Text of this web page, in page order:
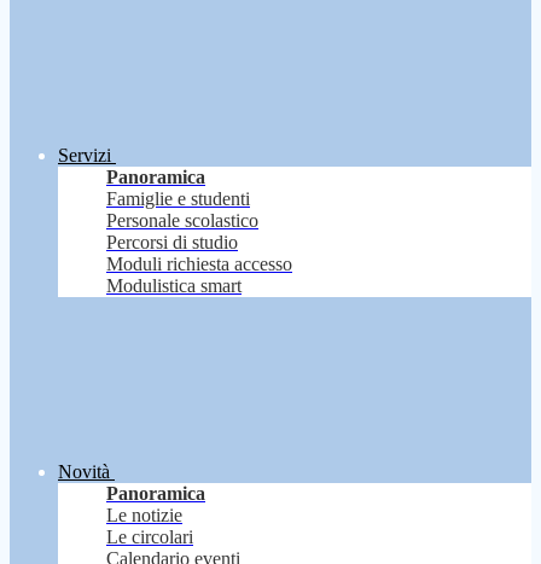
Servizi
Panoramica
Famiglie e studenti
Personale scolastico
Percorsi di studio
Moduli richiesta accesso
Modulistica smart
Novità
Panoramica
Le notizie
Le circolari
Calendario eventi